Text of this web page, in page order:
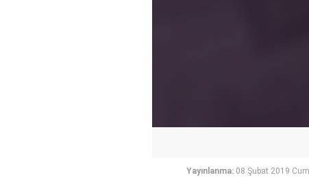
Yayınlanma: 08 Şubat 2019